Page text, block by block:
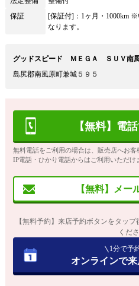
保証
[保証付]：1ヶ月・1000km
なります。
グッドスピード ＭＥＧＡ ＳＵＶ南
島尻郡南風原町兼城５９５
【無料】電
無料電話をご利用の場合は、販売店へお客
IP電話・ひかり電話からはご利用いただけ
【無料】メー
【無料予約】来店予約ボタンをタッ
くだ
1分で予
オンラインで